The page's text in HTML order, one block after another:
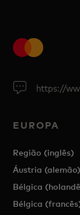
https://
EUROPA
Região (inglês)
Áustria (alemão)
Bélgica
Bélgica